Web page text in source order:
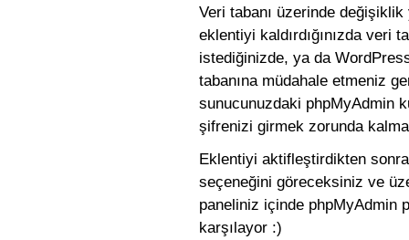
Veri tabanı üzerinde
eklentiyi kaldırdığınızda veri
istediğinizde, ya da
tabanına müdahale etmeniz
sunucunuzdaki phpMyAdmin
şifrenizi girmek zorunda
Eklentiyi aktifleştirdikten
seçeneğini göreceksiniz ve
paneliniz içinde phpMyAdmin
karşılayor :)